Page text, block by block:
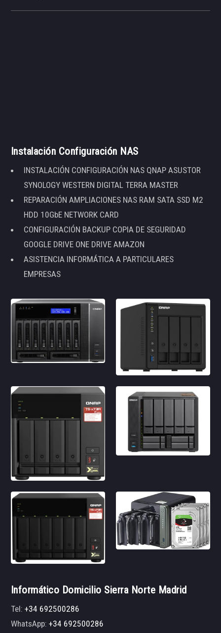
Instalación Configuración NAS
INSTALACIÓN CONFIGURACIÓN NAS QNAP ASUSTOR
SYNOLOGY WESTERN DIGITAL TERRA MASTER
REPARACIÓN AMPLIACIONES NAS RAM SATA SSD M2
HDD 10GbE NETWORK CARD
CONFIGURACIÓN BACKUP COPIA DE SEGURIDAD
GOOGLE DRIVE ONE DRIVE AMAZON
ASISTENCIA INFORMÁTICA A PARTICULARES
EMPRESAS
Informático Domicilio Sierra Norte Madrid
Tel:+34 692500286
WhatsApp:+34 692500286